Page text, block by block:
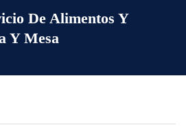
De Alimentos Y
Y Mesa